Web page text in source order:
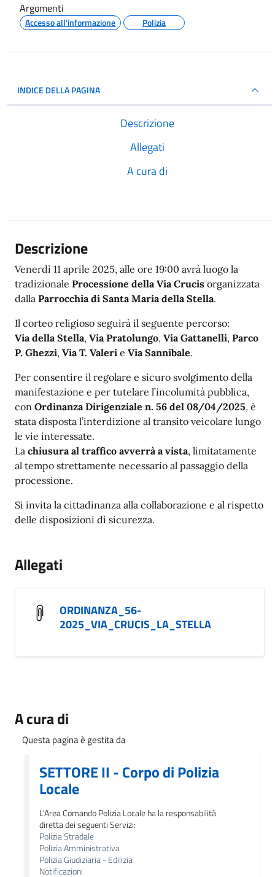
Argomenti
Accesso all'informazione Polizia
INDICE DELLA PAGINA
Descrizione
Allegati
A cura di
Descrizione
Venerdì 11 aprile 2025, alle ore 19:00 avrà luogo la
tradizionale Processione della Via Crucis organizzata
dalla Parrocchia di Santa Maria della Stella.
Il corteo religioso seguirà il seguente percorso:
Via della Stella, Via Pratolungo, Via Gattanelli, Parco
P. Ghezzi, Via T. Valeri e Via Sannibale.
Per consentire il regolare e sicuro svolgimento della
manifestazione e per tutelare l’incolumità pubblica,
con Ordinanza Dirigenziale n. 56 del 08/04/2025, è
stata disposta l’interdizione al transito veicolare lungo
le vie interessate.
La chiusura al traffico avverrà a vista, limitatamente
al tempo strettamente necessario al passaggio della
processione.
Si invita la cittadinanza alla collaborazione e al rispetto
delle disposizioni di sicurezza.
Allegati
ORDINANZA_56-
2025_VIA_CRUCIS_LA_STELLA
A cura di
Questa pagina è gestita da
SETTORE II - Corpo di Polizia
Locale
L'Area Comando Polizia Locale ha la responsabilità
diretta dei seguenti Servizi:
Polizia Stradale
Polizia Amministrativa
Polizia Giudiziaria - Edilizia
Notificazioni